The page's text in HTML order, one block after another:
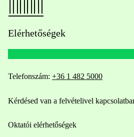
Elérhetőségek
Telefonszám: +36 1 482 5000
Kérdésed van a felvételivel
Oktatói elérhetőségek